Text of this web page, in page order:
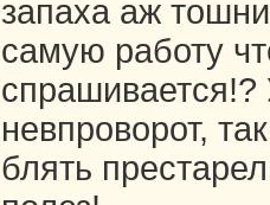
запаха аж
самую работу
невпроворот,
блять